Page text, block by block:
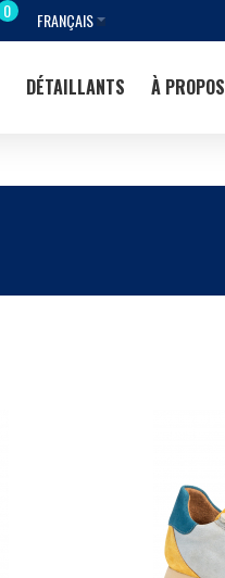
FRANÇAIS
À PROPOS
DÉTAILLANTS